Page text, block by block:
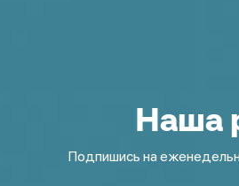
Наша
Подпишись на